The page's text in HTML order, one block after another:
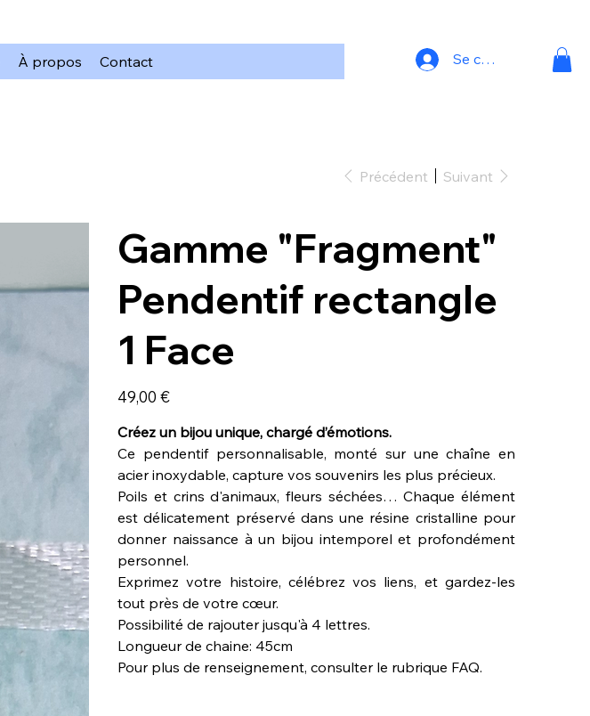
Se connecter
À propos Contact
Précédent Suivant
Gamme "Fragment"
Pendentif rectangle
1 Face
Prix
49,00 €
Créez un bijou unique, chargé d’émotions.
Ce pendentif personnalisable, monté sur une chaîne en
acier inoxydable, capture vos souvenirs les plus précieux.
Poils et crins d'animaux, fleurs séchées… Chaque élément
est délicatement préservé dans une résine cristalline pour
donner naissance à un bijou intemporel et profondément
personnel.
Exprimez votre histoire, célébrez vos liens, et gardez-les
tout près de votre cœur.
Possibilité de rajouter jusqu'à 4 lettres.
Longueur de chaine: 45cm
Pour plus de renseignement, consulter le rubrique FAQ.